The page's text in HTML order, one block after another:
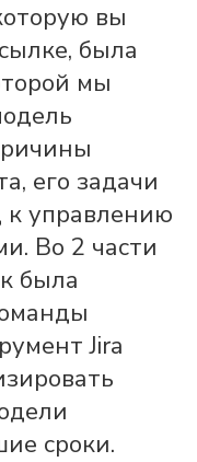
вы
была
мы
его задачи
к управлению
Во 2 части
была
Jira
сроки.